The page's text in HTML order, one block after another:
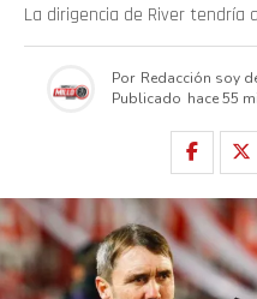
La dirigencia de River tendría
Por Redacción soy
Publicado hace 55